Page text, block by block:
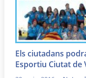
Els ciutadans
Esportiu Ciutat de